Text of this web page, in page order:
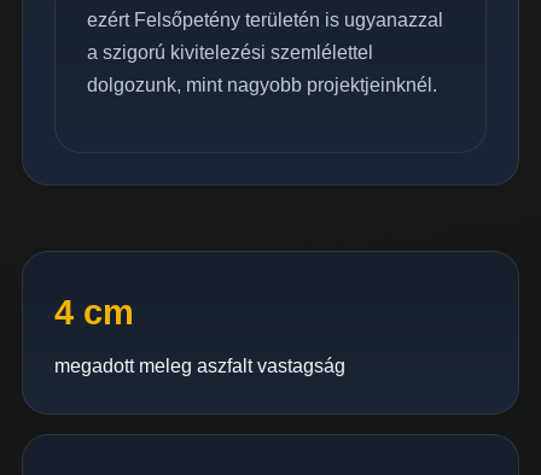
ezért Felsőpetény területén is ugyanazzal
a szigorú kivitelezési szemlélettel
dolgozunk, mint nagyobb projektjeinknél.
4 cm
megadott meleg aszfalt vastagság